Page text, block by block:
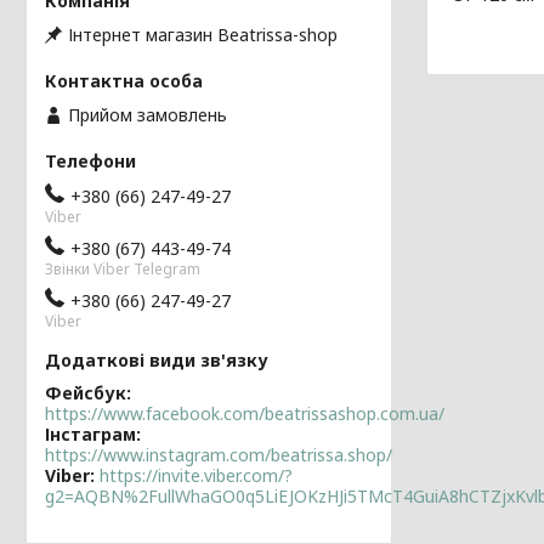
Інтернет магазин Beatrissa-shop
Прийом замовлень
+380 (66) 247-49-27
Viber
+380 (67) 443-49-74
Звінки Viber Telegram
+380 (66) 247-49-27
Viber
Фейсбук
https://www.facebook.com/beatrissashop.com.ua/
Інстаграм
https://www.instagram.com/beatrissa.shop/
Viber https://invite.viber.com/?